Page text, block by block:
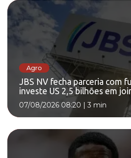
Agro
JBS NV fecha parceria com
investe US 2,5 bilhões em
07/08/2026 08:20 |3 min